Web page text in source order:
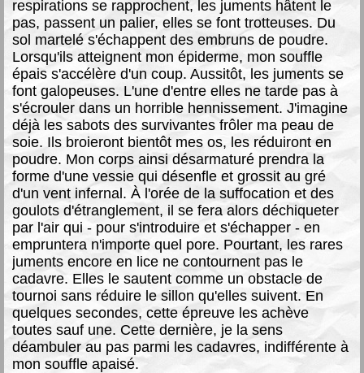
respirations se rapprochent, les juments hâtent le
pas, passent un palier, elles se font trotteuses. Du
sol martelé s'échappent des embruns de poudre.
Lorsqu'ils atteignent mon épiderme, mon souffle
épais s'accélère d'un coup. Aussitôt, les juments se
font galopeuses. L'une d'entre elles ne tarde pas à
s'écrouler dans un horrible hennissement. J'imagine
déjà les sabots des survivantes frôler ma peau de
soie. Ils broieront bientôt mes os, les réduiront en
poudre. Mon corps ainsi désarmaturé prendra la
forme d'une vessie qui désenfle et grossit au gré
d'un vent infernal. À l'orée de la suffocation et des
goulots d'étranglement, il se fera alors déchiqueter
par l'air qui - pour s'introduire et s'échapper - en
empruntera n'importe quel pore. Pourtant, les rares
juments encore en lice ne contournent pas le
cadavre. Elles le sautent comme un obstacle de
tournoi sans réduire le sillon qu'elles suivent. En
quelques secondes, cette épreuve les achève
toutes sauf une. Cette dernière, je la sens
déambuler au pas parmi les cadavres, indifférente à
mon souffle apaisé.